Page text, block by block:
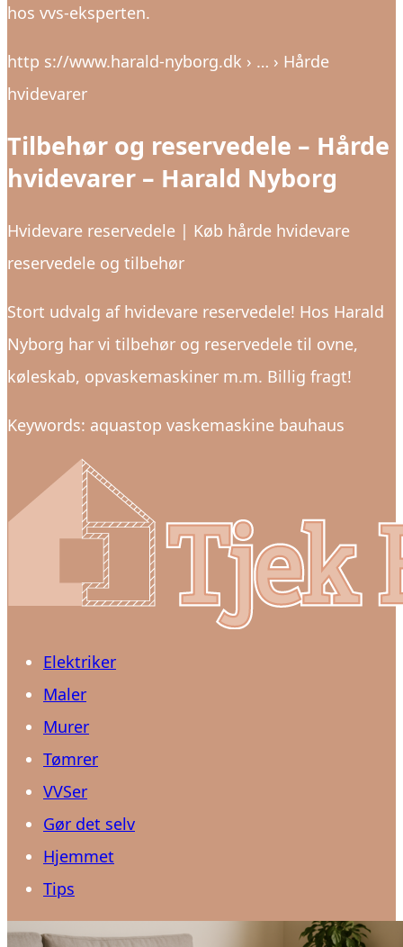
hos vvs-eksperten.
http s://www.harald-nyborg.dk › … › Hårde
hvidevarer
Tilbehør og reservedele – Hårde
hvidevarer – Harald Nyborg
Hvidevare reservedele | Køb hårde hvidevare
reservedele og tilbehør
Stort udvalg af hvidevare reservedele! Hos Harald
Nyborg har vi tilbehør og reservedele til ovne,
køleskab, opvaskemaskiner m.m. Billig fragt!
Keywords: aquastop vaskemaskine bauhaus
Elektriker
Maler
Murer
Tømrer
VVSer
Gør det selv
Hjemmet
Tips